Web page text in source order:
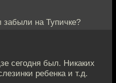
на Тупичке?
сегодня был. Никаких
ребенка и т.д.